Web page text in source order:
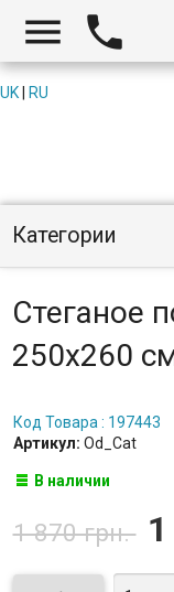
 
UK RU
Категории
Стеганое
250x260
Код Товара : 197443
Артикул: Od_Cat
В наличии
1 870 грн.